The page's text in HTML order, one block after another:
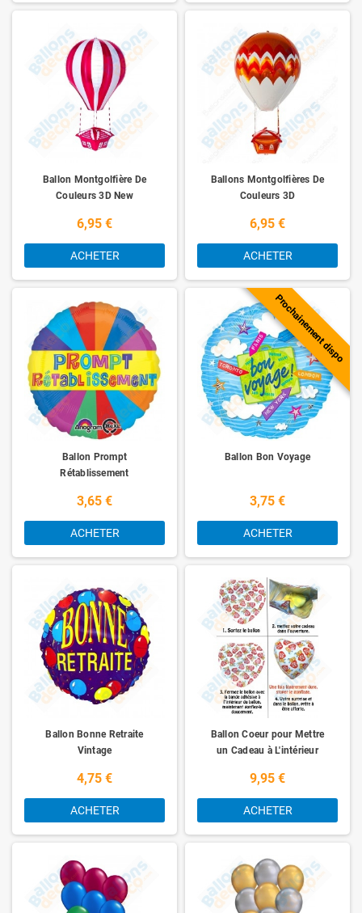
Ballon Montgolfière De
Couleurs 3D New
6,95 €
ACHETER
Ballons Montgolfières De
Couleurs 3D
6,95 €
ACHETER
Ballon Prompt
Rétablissement
3,65 €
ACHETER
Prochainement dispo
Ballon Bon Voyage
3,75 €
ACHETER
Ballon Bonne Retraite
Vintage
4,75 €
ACHETER
Ballon Coeur pour Mettre
un Cadeau à L'intérieur
9,95 €
ACHETER